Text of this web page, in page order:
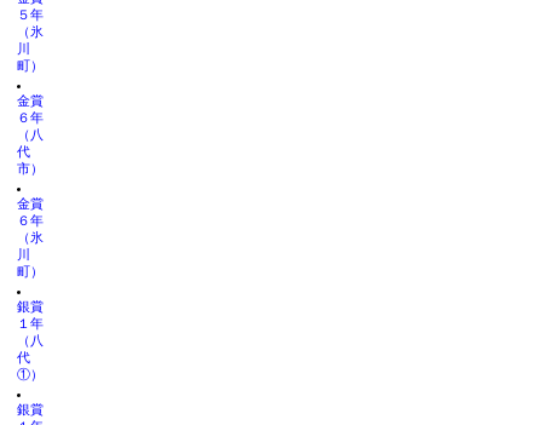
５年
（氷
川
町）
金賞
６年
（八
代
市）
金賞
６年
（氷
川
町）
銀賞
１年
（八
代
①）
銀賞